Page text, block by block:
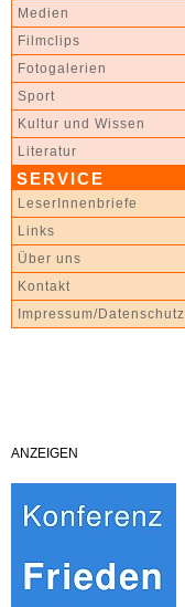
Medien
Filmclips
Fotogalerien
Sport
Kultur und Wissen
Literatur
SERVICE
LeserInnenbriefe
Links
Über uns
Kontakt
Impressum/Datenschutz
ANZEIGEN